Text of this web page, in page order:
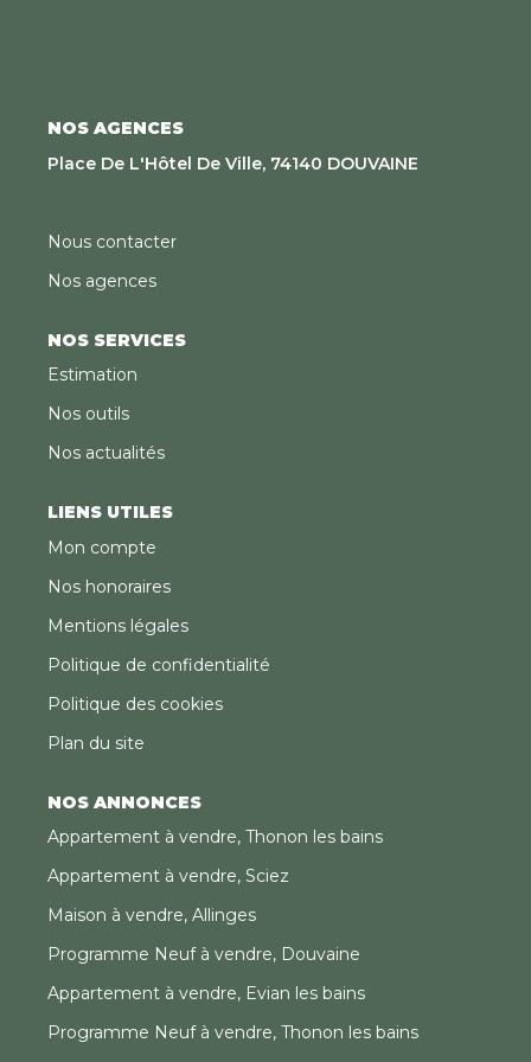
NOS AGENCES
Place De L'Hôtel De Ville, 74140 DOUVAINE
Nous contacter
Nos agences
NOS SERVICES
Estimation
Nos outils
Nos actualités
LIENS UTILES
Mon compte
Nos honoraires
Mentions légales
Politique de confidentialité
Politique des cookies
Plan du site
NOS ANNONCES
Appartement à vendre, Thonon les bains
Appartement à vendre, Sciez
Maison à vendre, Allinges
Programme Neuf à vendre, Douvaine
Appartement à vendre, Evian les bains
Programme Neuf à vendre, Thonon les bains